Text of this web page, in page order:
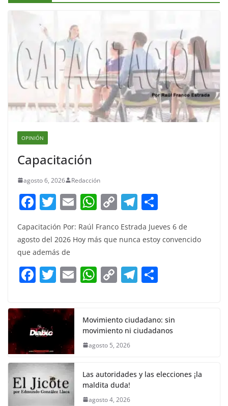
OPINIÓN
Capacitación
agosto 6, 2026 Redacción
F
c
e
b
o
k
T
itt
er
E
ai
W
at
A
p
C
p
Li
n
T
e
a
m
ar
e
Capacitación Por: Raúl Franco Estrada Jueves 6 de
agosto del 2026 Hoy más que nunca estoy convencido
que además de
F
c
e
b
o
o
k
T
itt
er
E W
s
A
p
C
y
Li
k
T
gr
a
e
Movimiento ciudadano: sin
movimiento ni ciudadanos
agosto 5, 2026
Las autoridades y las elecciones ¡la
maldita duda!
agosto 4, 2026